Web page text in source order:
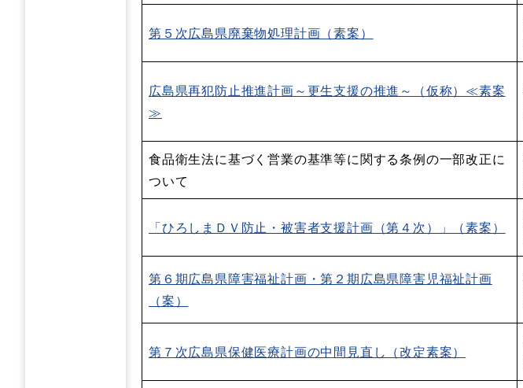
第５次広島県廃棄物処理計画（素案）
広島県再犯防止推進計画～更生支援の推進～（仮称）≪素案
≫
食品衛生法に基づく営業の基準等に関する条例の一部改正に
ついて
「ひろしまＤＶ防止・被害者支援計画（第４次）」（素案）
第６期広島県障害福祉計画・第２期広島県障害児福祉計画
（案）
第７次広島県保健医療計画の中間見直し（改定素案）